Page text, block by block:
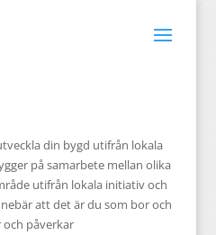
din bygd utifrån lokala
på samarbete mellan olika
utifrån lokala initiativ och
att det är du som bor och
påverkar